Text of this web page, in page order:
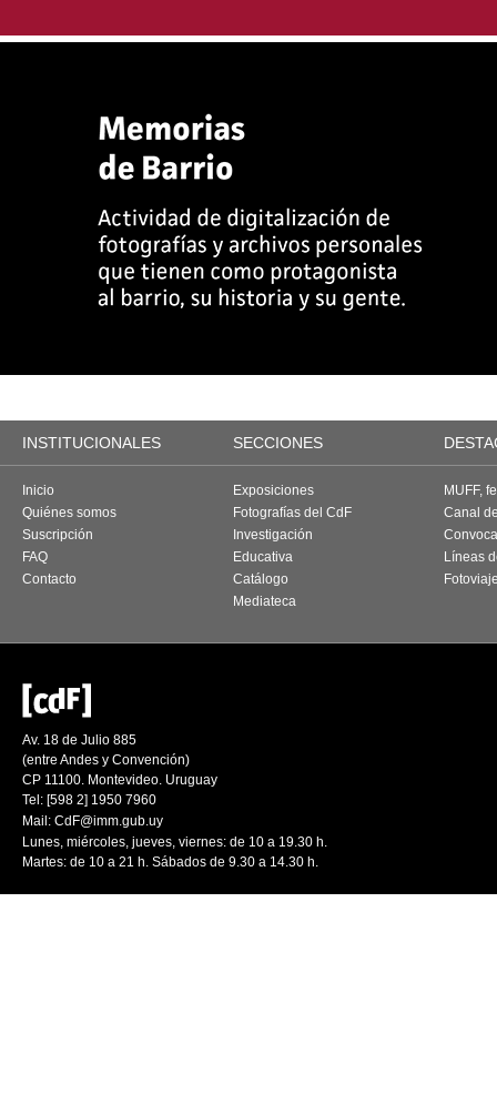
INSTITUCIONALES SECCIONES
Inicio
Quiénes somos
Suscripción
FAQ
Contacto
Exposiciones
Fotografías del CdF
Investigación
Educativa
Catálogo
Mediateca
MUFF,
Canal
Líneas
Av. 18 de Julio 885
(entre Andes y Convención)
CP 11100. Montevideo. Uruguay
Tel: [598 2] 1950 7960
Mail: CdF@imm.gub.uy
Lunes, miércoles, jueves, viernes: de 10 a 19.30 h.
Martes: de 10 a 21 h. Sábados de 9.30 a 14.30 h.